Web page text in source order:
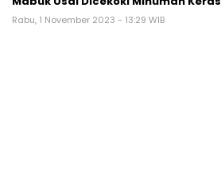
Rabu, 1 November 2023 - 13:29 WIB